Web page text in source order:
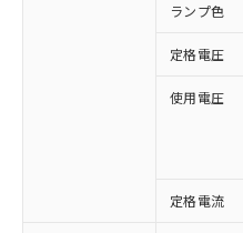
ランプ色
定格電圧
使用電圧
定格電流
対応済み：EU
非含有に対応した製